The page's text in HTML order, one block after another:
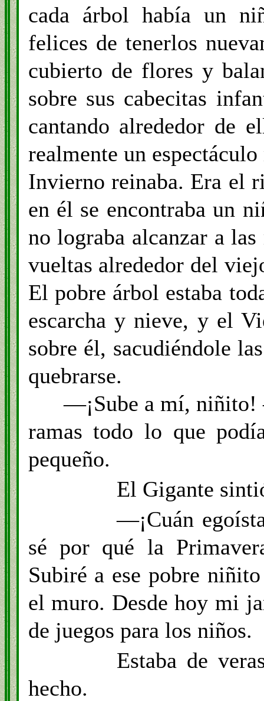
cada árbol había un
felices de tenerlos
cubierto de flores y
sobre sus cabecitas
cantando alrededor de
realmente un
Invierno reinaba. Era el
en él se encontraba un
no lograba alcanzar a
vueltas alrededor del
El pobre árbol estaba
escarcha y nieve, y el
sobre él, sacudiéndole
quebrarse.
—¡Sube a mí, niñito!
ramas todo lo que
pequeño.
El Gigante
—¡Cuán
sé por qué la
Subiré a ese pobre
el muro. Desde hoy mi
de juegos para los niños.
Estaba de
hecho.